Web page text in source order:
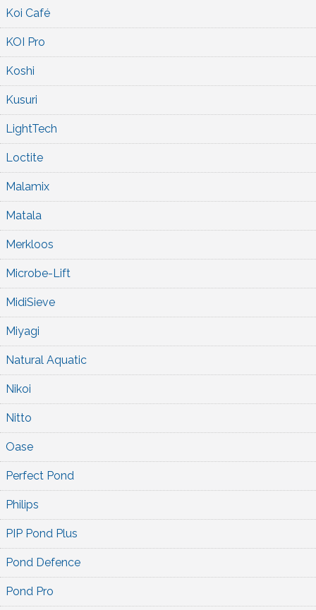
Koi Café
KOI Pro
Koshi
Kusuri
LightTech
Loctite
Malamix
Matala
Merkloos
Microbe-Lift
MidiSieve
Miyagi
Natural Aquatic
Nikoi
Nitto
Oase
Perfect Pond
Philips
PIP Pond Plus
Pond Defence
Pond Pro